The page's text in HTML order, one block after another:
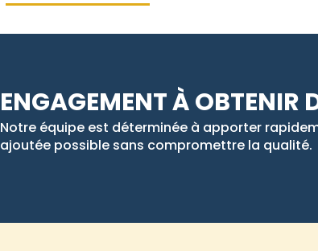
ENGAGEMENT À OBTENIR
Notre équipe est déterminée à apporter
ajoutée possible sans compromettre la qualité.